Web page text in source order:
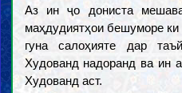
Аз ин ҷо дониста
маҳдудиятҳои бешуморе ки
гуна салоҳияте дар
Худованд надоранд ва ин
Худованд аст.